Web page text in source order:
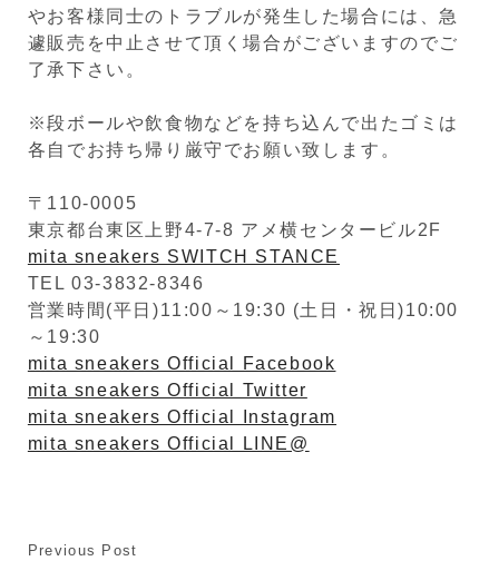
やお客様同士のトラブルが発生した場合には、急
遽販売を中止させて頂く場合がございますのでご
了承下さい。
※段ボールや飲食物などを持ち込んで出たゴミは
各自でお持ち帰り厳守でお願い致します。
〒110-0005
東京都台東区上野4-7-8 アメ横センタービル2F
mita sneakers SWITCH STANCE
TEL 03-3832-8346
営業時間(平日)11:00～19:30 (土日・祝日)10:00
～19:30
mita sneakers Official Facebook
mita sneakers Official Twitter
mita sneakers Official Instagram
mita sneakers Official LINE@
Previous Post